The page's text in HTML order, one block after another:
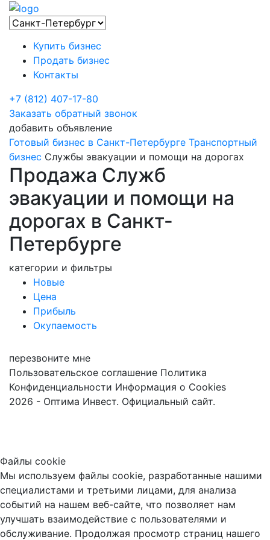
Купить бизнес
Продать бизнес
Контакты
+7 (812) 407-17-80
Заказать обратный звонок
добавить объявление
Готовый бизнес в Санкт-Петербурге Транспортный
бизнес Службы эвакуации и помощи на дорогах
Продажа Служб
эвакуации и помощи на
дорогах в Санкт-
Петербурге
категории и фильтры
Новые
Цена
Прибыль
Окупаемость
перезвоните мне
Пользовательское соглашение Политика
Конфиденциальности Информация о Cookies
2026 - Оптима Инвест. Официальный сайт.
Файлы cookie
Мы используем файлы cookie, разработанные нашими
специалистами и третьими лицами, для анализа
событий на нашем веб-сайте, что позволяет нам
улучшать взаимодействие с пользователями и
обслуживание. Продолжая просмотр страниц нашего